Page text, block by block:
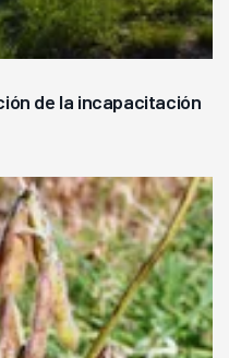
de la incapacitación